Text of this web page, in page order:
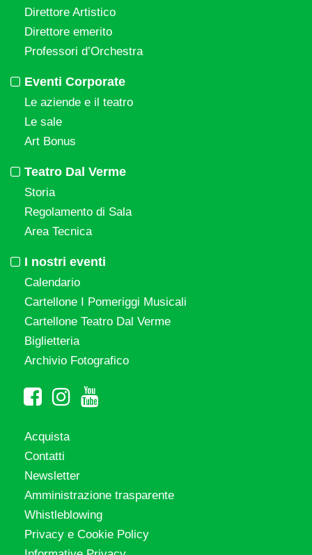
Direttore Artistico
Direttore emerito
Professori d’Orchestra
Eventi Corporate
Le aziende e il teatro
Le sale
Art Bonus
Teatro Dal Verme
Storia
Regolamento di Sala
Area Tecnica
I nostri eventi
Calendario
Cartellone I Pomeriggi Musicali
Cartellone Teatro Dal Verme
Biglietteria
Archivio Fotografico
Acquista
Contatti
Newsletter
Amministrazione trasparente
Whistleblowing
Privacy e Cookie Policy